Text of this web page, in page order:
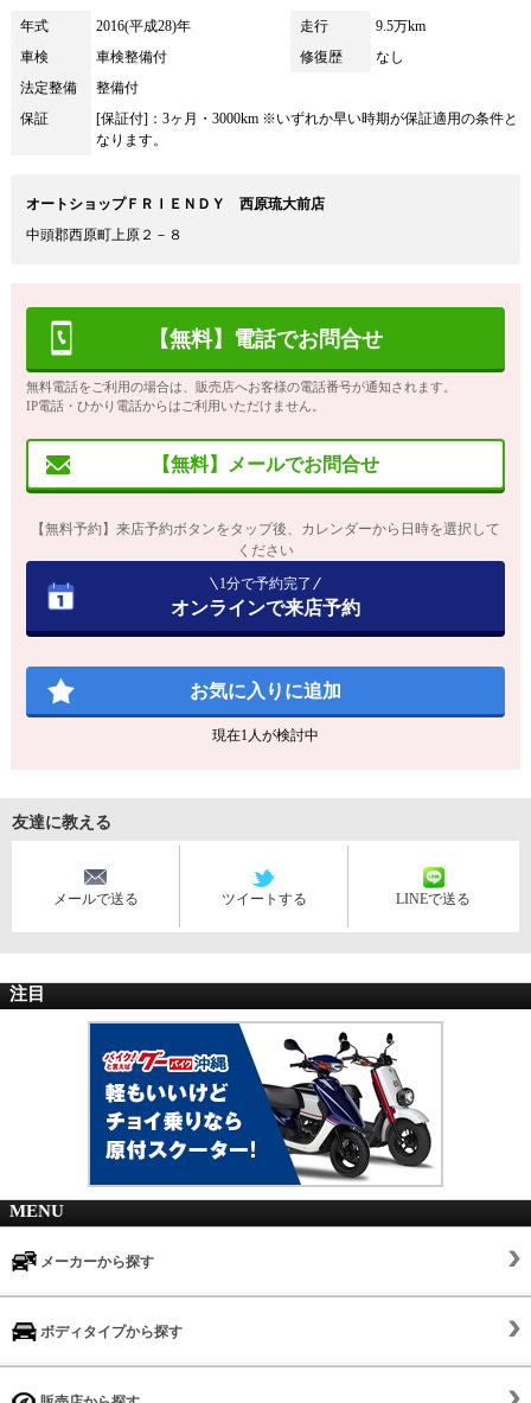
年式 2016(平成28)年 走行
9.5万km
車検
車検整備付 修復歴
なし
法定整備
整備付
保証
[保証付]：3ヶ月・3000km ※いずれか早い時期が保証適用の条件と
なります。
オートショップＦＲＩＥＮＤＹ 西原琉大前店
中頭郡西原町上原２－８
【無料】電話でお問合せ
無料電話をご利用の場合は、販売店へお客様の電話番号が通知されます。
IP電話・ひかり電話からはご利用いただけません。
【無料】メールでお問合せ
【無料予約】来店予約ボタンをタップ後、カレンダーから日時を選択して
ください
1分で予約完了
オンラインで来店予約
お気に入りに追加
現在1 人が検討中
友達に教える
メールで送る ツイートする LINEで送る
注目
MENU
メーカーから探す
ボディタイプから探す